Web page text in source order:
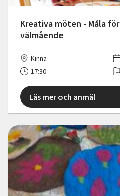
Kreativa möten - Måla för
välmående
Kinna
17:30
Läs mer och anmäl